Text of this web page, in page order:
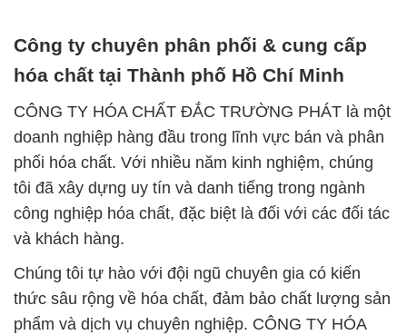
Công ty chuyên phân phối & cung cấp
hóa chất tại Thành phố Hồ Chí Minh
CÔNG TY HÓA CHẤT ĐẮC TRƯỜNG PHÁT là một
doanh nghiệp hàng đầu trong lĩnh vực bán và phân
phối hóa chất. Với nhiều năm kinh nghiệm, chúng
tôi đã xây dựng uy tín và danh tiếng trong ngành
công nghiệp hóa chất, đặc biệt là đối với các đối tác
và khách hàng.
Chúng tôi tự hào với đội ngũ chuyên gia có kiến
thức sâu rộng về hóa chất, đảm bảo chất lượng sản
phẩm và dịch vụ chuyên nghiệp. CÔNG TY HÓA